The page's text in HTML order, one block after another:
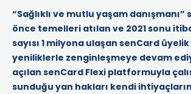
“Sağlıklı ve mutlu yaşam danışmanı”
önce temelleri atılan ve 2021 sonu
sayısı 1 milyona ulaşan senCard
yeniliklerle zenginleşmeye devam
açılan senCard Flexi platformuyla
sunduğu yan hakları kendi